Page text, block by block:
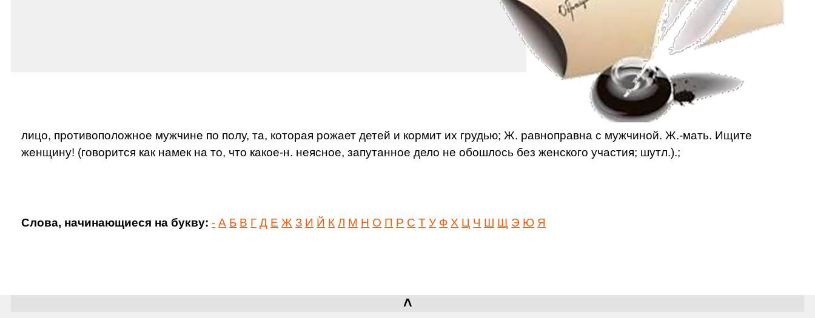
лицо, противоположное мужчине по полу, та, которая рожает детей и кормит их грудью; Ж. равноправна с мужчиной. Ж.-мать. Ищите
женщину! (говорится как намек на то, что какое-н. неясное, запутанное дело не обошлось без женского участия; шутл.).;
Слова, начинающиеся на букву: - А Б В Г Д Е Ж З И Й К Л М Н О П Р С Т У Ф Х Ц Ч Ш Щ Э Ю Я
˄